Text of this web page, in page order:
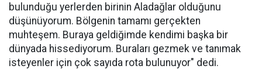
bulunduğu yerlerden birinin Aladağlar olduğunu
düşünüyorum. Bölgenin tamamı gerçekten
muhteşem. Buraya geldiğimde kendimi başka bir
dünyada hissediyorum. Buraları gezmek ve tanımak
isteyenler için çok sayıda rota bulunuyor" dedi.